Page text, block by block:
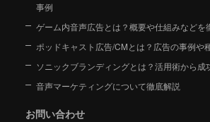
事例
ゲーム内音声広告とは？概要や仕組みなどを
ポッドキャスト広告/CMとは？広告の事例や
ソニックブランディングとは？活用術から成
音声マーケティングについて徹底解説
お問い合わせ